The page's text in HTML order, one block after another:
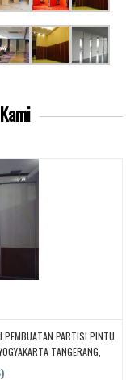
PARTISI PINTU
TANGERANG,
Pintu Lipat Kedap Suara